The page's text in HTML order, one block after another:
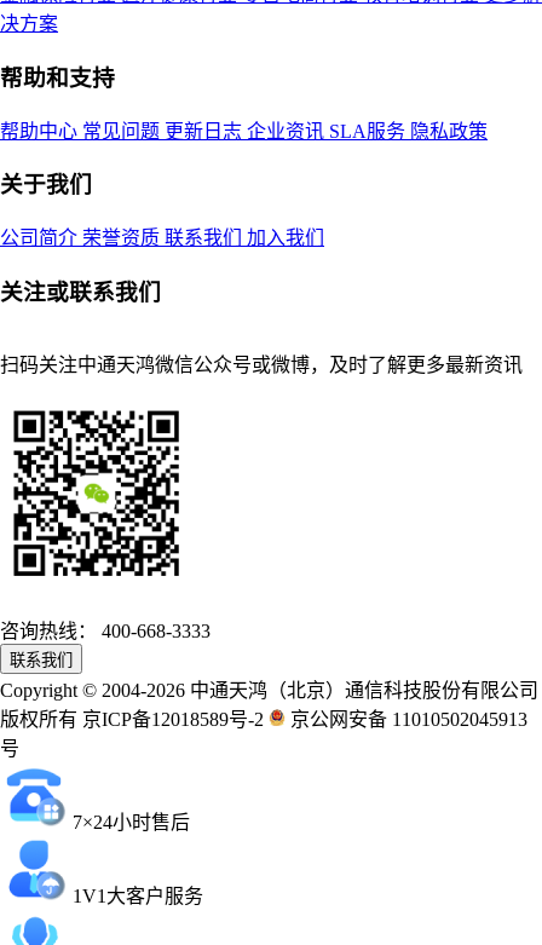
决方案
帮助和支持
帮助中心 常见问题 更新日志 企业资讯 SLA服务 隐私政策
关于我们
公司简介 荣誉资质 联系我们 加入我们
关注或联系我们
扫码关注中通天鸿微信公众号或微博，及时了解更多最新资讯
咨询热线： 400-668-3333
联系我们
Copyright © 2004-2026 中通天鸿（北京）通信科技股份有限公司
版权所有 京ICP备12018589号-2
京公网安备 11010502045913
号
7×24小时售后
1V1大客户服务